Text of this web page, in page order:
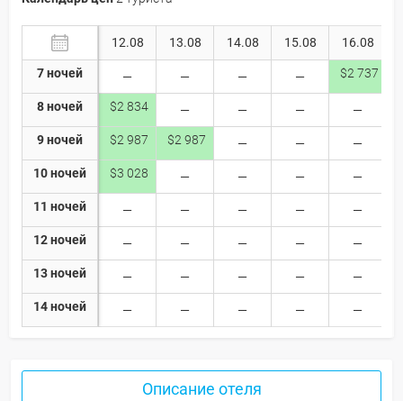
7 ночей
8 ночей
9 ночей
10 ночей
11 ночей
12 ночей
13 ночей
14 ночей
12.08 13.08 14.08 15.08 16.08
$2 737
$2 834
$2 987 $2 987
$3 028
Описание отеля